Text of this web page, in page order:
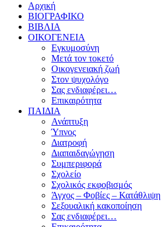
Αρχική
ΒΙΟΓΡΑΦΙΚΟ
ΒΙΒΛΙΑ
ΟΙΚΟΓΕΝΕΙΑ
Εγκυμοσύνη
Μετά τον τοκετό
Οικογενειακή ζωή
Στον ψυχολόγο
Σας ενδιαφέρει…
Επικαιρότητα
ΠΑΙΔΙΑ
Ανάπτυξη
Ύπνος
Διατροφή
Διαπαιδαγώγηση
Συμπεριφορά
Σχολείο
Σχολικός εκφοβισμός
Άγχος – Φοβίες – Κατάθλιψη
Σεξουαλική κακοποίηση
Σας ενδιαφέρει…